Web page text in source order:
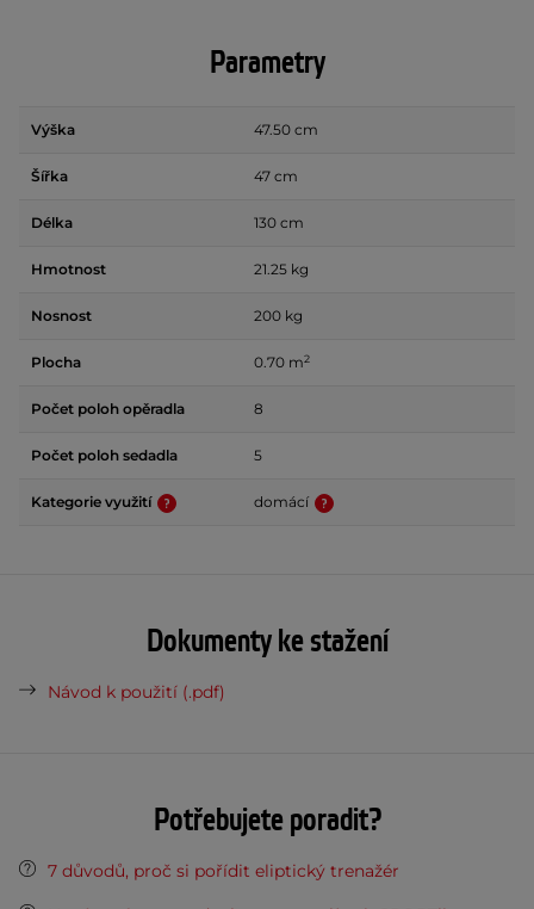
Parametry
Výška 47.50 cm
Šířka 47 cm
Délka 130 cm
Hmotnost 21.25 kg
Nosnost 200 kg
Plocha 0.70 m2
Počet poloh opěradla 8
Počet poloh sedadla 5
Kategorie využití domácí
Dokumenty ke stažení
Návod k použití (.pdf)
Potřebujete poradit?
7 důvodů, proč si pořídit eliptický trenažér